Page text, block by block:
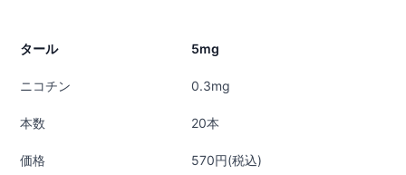
タール 5mg
ニコチン 0.3mg
本数 20本
価格 570円(税込)